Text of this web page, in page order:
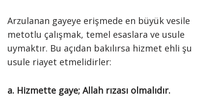
Arzulanan gayeye erişmede en büyük vesile
metotlu çalışmak, temel esaslara ve usule
uymaktır. Bu açıdan bakılırsa hizmet ehli şu
usule riayet etmelidirler:
a. Hizmette gaye; Allah rızası olmalıdır.